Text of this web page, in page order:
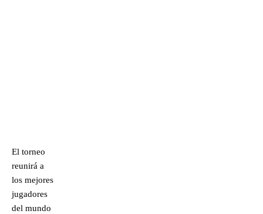
El torneo
reunirá a
los mejores
jugadores
del mundo